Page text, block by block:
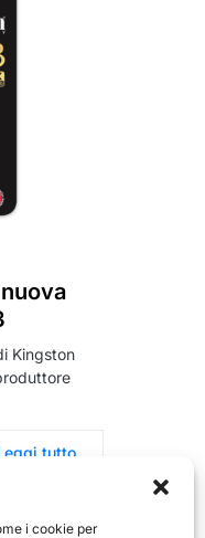
i cookie per
Kingston
tutto